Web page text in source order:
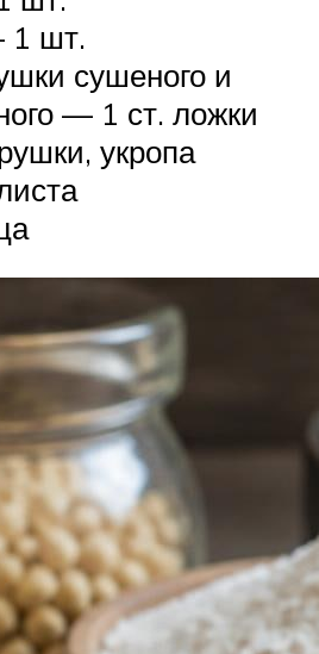
1 шт.
сушеного и
— 1 ст. ложки
укропа